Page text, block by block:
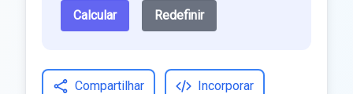
Calcular Redefinir
Compartilhar Incorporar